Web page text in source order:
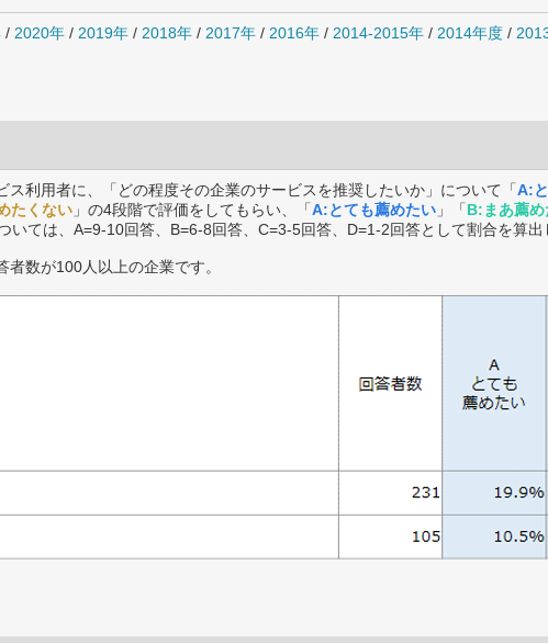
/ 2020年 / 2019年 / 2018年 / 2017年 / 2016年 / 2014-2015年 / 2014年度 /
ス利用者に、「どの程度その企業のサービスを推奨したいか」について「A:
たくない 」の4段階で評価をしてもらい、「A:とても薦めたい 」「B:まあ薦め
いては、A=9-10回答、B=6-8回答、C=3-5回答、D=1-2回答として割合を算出
者数が100人以上の企業です。